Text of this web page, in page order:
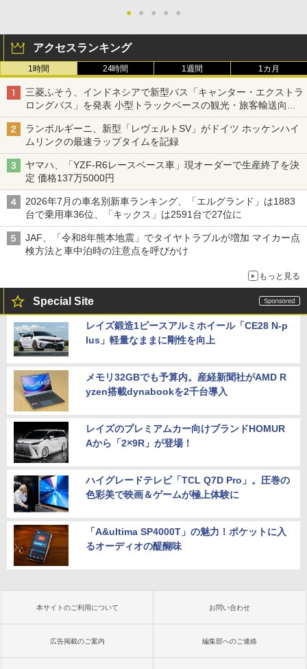
● ● ● ● ●
アクセスランキング
1時間 24時間 1週間 1カ月
三菱ふそう、インドネシアで新型バス「キャンター・エクストラ
ロングバス」を発表 小型トラックベースの観光・旅客輸送向け
バス
ランボルギーニ、新型「レヴェルトSV」がドイツ ホッケンハイ
ムリンクの最速ラップタイムを記録
ヤマハ、「YZF-R6レースベース車」現オーダーで生産終了を決
定 価格137万5000円
2026年7月の車名別新車ランキング、「エルグランド」は1883
台で乗用車36位、「キックス」は2591台で27位に
JAF、「令和8年熊本地震」でタイヤトラブルが増加 マイカー点
検方法と車中泊時の注意点を呼びかけ
もっと見る
Special Site
レイズ鍛造1ピースアルミホイール「CE28 N-p
lus」軽量なままに剛性を向上
メモリ32GBでも予算内。産経新聞社がAMD R
yzen搭載dynabookを2千台導入
レイズのプレミアムカー向けブランドHOMUR
Aから「2×9R」が登場！
ハイグレードテレビ「TCL Q7D Pro」。圧巻の
色彩美で映画＆ゲームが極上体験に
「A&ultima SP4000T」の魅力！ポケットに入
るオーディオの醍醐味
本サイトのご利用について お問い合わせ
広告掲載のご案内 編集部へのご連絡